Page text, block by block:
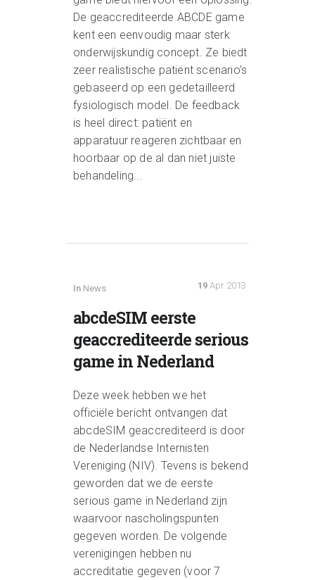
De geaccrediteerde ABCDE game
kent een eenvoudig maar sterk
onderwijskundig concept. Ze biedt
zeer realistische patiënt scenario’s
gebaseerd op een gedetailleerd
fysiologisch model. De feedback
is heel direct: patiënt en
apparatuur reageren zichtbaar en
hoorbaar op de al dan niet juiste
behandeling...
19 Apr 2013
In News
abcdeSIM eerste
geaccrediteerde serious
game in Nederland
Deze week hebben we het
officiële bericht ontvangen dat
abcdeSIM geaccrediteerd is door
de Nederlandse Internisten
Vereniging (NIV). Tevens is bekend
geworden dat we de eerste
serious game in Nederland zijn
waarvoor nascholingspunten
gegeven worden. De volgende
verenigingen hebben nu
accreditatie gegeven (voor 7